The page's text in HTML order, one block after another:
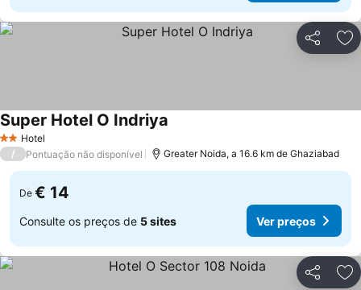
Partilhar
2 Estrelas
Hotel
Super Hotel O Indriya
/ Pontuação não disponível Greater Noida, a 16.6 km de Ghaziabad
De € 14
Consulte os preços de 5 sites Ver preços
Partilhar